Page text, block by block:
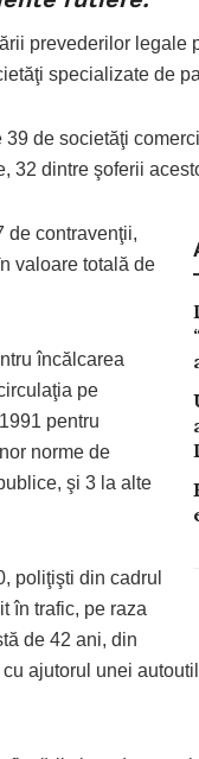
prevederilor legale
specializate de
de societăţi
32 dintre şoferii
de contravenţii,
valoare totală de
încălcarea
pe
pentru
norme de
şi 3 la alte
poliţişti din cadrul
în trafic, pe raza
de 42 ani, din
ajutorul unei